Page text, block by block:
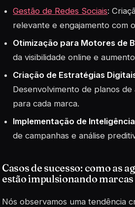
Gestão de Redes Sociais:
relevante e engajamento com
Otimização para Motores de
da visibilidade online e
Criação de Estratégias
Desenvolvimento de planos de
para cada marca.
Implementação de
de campanhas e análise
Casos de sucesso: como as
estão impulsionando marcas
Nós observamos uma tendência